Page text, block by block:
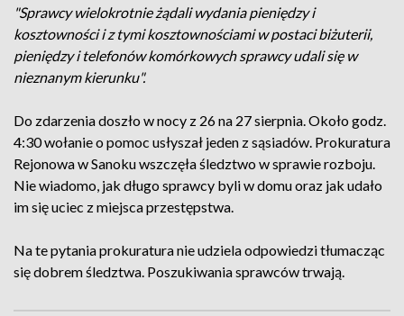
"Sprawcy wielokrotnie żądali wydania pieniędzy i
kosztowności i z tymi kosztownościami w postaci biżuterii,
pieniędzy i telefonów komórkowych sprawcy udali się w
nieznanym kierunku".
Do zdarzenia doszło w nocy z 26 na 27 sierpnia. Około godz.
4:30 wołanie o pomoc usłyszał jeden z sąsiadów. Prokuratura
Rejonowa w Sanoku wszczęła śledztwo w sprawie rozboju.
Nie wiadomo, jak długo sprawcy byli w domu oraz jak udało
im się uciec z miejsca przestępstwa.
Na te pytania prokuratura nie udziela odpowiedzi tłumacząc
się dobrem śledztwa. Poszukiwania sprawców trwają.